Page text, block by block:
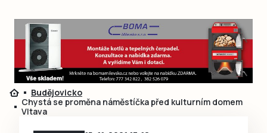
Obnovit heslo
Přihlásit se
Přihlásit se přes Facebook
Blogy
Inspirace
Čtenáři píší
Speciální přílohy
Budějovicko
Chystá se proměna náměstíčka před kulturním domem
Vltava